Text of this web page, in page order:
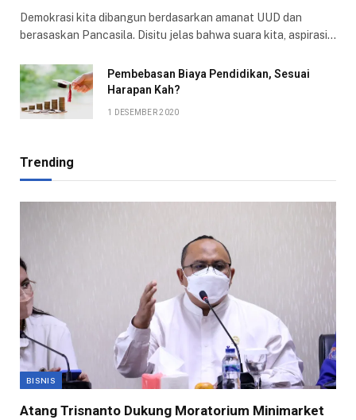
Demokrasi kita dibangun berdasarkan amanat UUD dan
berasaskan Pancasila. Disitu jelas bahwa suara kita, aspirasi…
Pembebasan Biaya Pendidikan, Sesuai
Harapan Kah?
1 DESEMBER 2020
Trending
BISNIS
Atang Trisnanto Dukung Moratorium Minimarket